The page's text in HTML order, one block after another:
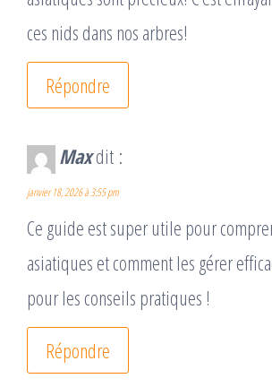
ces nids dans nos arbres!
Répondre
Maxdit :
janvier 18, 2026 à 3:55 pm
Ce guide est super utile pour
asiatiques et comment les gérer
pour les conseils pratiques !
Répondre